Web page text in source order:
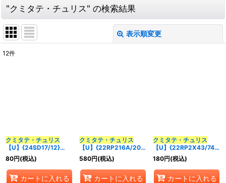
"クミタテ・チュリス" の検索結果
表示順変更
検索キーワードをお願い致します
カテゴリ
特集:
12件
クミタテ・チュリス
【U】{24SD17/12}
《火》
80円(税込)
カートに入れる
クミタテ・チュリス
【U】{22RP216A/20}
《火》
580円(税込)
カートに入れる
クミタテ・チュリス
【U】{22RP2X43/74}
《火》
180円(税込)
カートに入れる